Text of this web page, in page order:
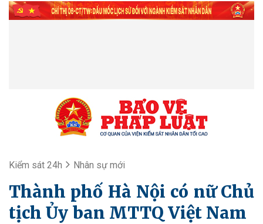
Kiểm sát 24h Nhân sự mới
Thành phố Hà Nội có nữ Chủ
tịch Ủy ban MTTQ Việt Nam